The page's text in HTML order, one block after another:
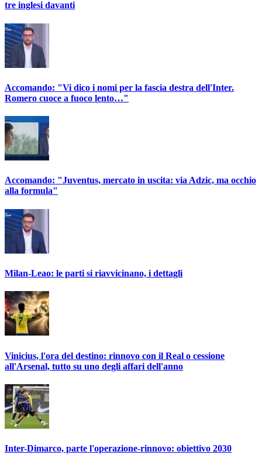
tre inglesi davanti
Accomando: "Vi dico i nomi per la fascia destra dell'Inter.
Romero cuoce a fuoco lento…"
Accomando: "Juventus, mercato in uscita: via Adzic, ma occhio
alla formula"
Milan-Leao: le parti si riavvicinano, i dettagli
Vinicius, l'ora del destino: rinnovo con il Real o cessione
all'Arsenal, tutto su uno degli affari dell'anno
Inter-Dimarco, parte l'operazione-rinnovo: obiettivo 2030